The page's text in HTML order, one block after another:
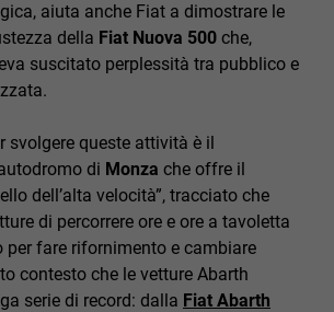
aiuta anche Fiat a dimostrare le
della Fiat Nuova 500 che,
suscitato perplessità tra pubblico e
svolgere queste attività è il
di Monza che offre il
dell’alta velocità”, tracciato che
di percorrere ore e ore a tavoletta
fare rifornimento e cambiare
contesto che le vetture Abarth
serie di record: dalla Fiat Abarth